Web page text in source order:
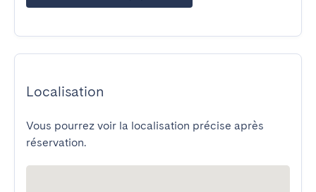
Localisation
Vous pourrez voir la localisation précise après
réservation.